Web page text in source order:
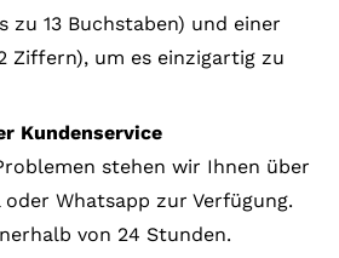
zu 13 Buchstaben) und einer
Ziffern), um es einzigartig zu
Kundenservice
stehen wir Ihnen über
Whatsapp zur Verfügung.
von 24 Stunden.